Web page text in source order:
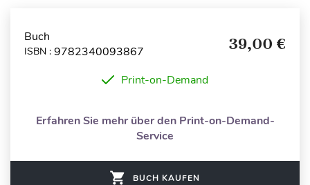
Buch
ISBN : 9782340093867 39,00 €
Print-on-Demand
Erfahren Sie mehr über den Print-on-Demand-
Service
BUCH KAUFEN